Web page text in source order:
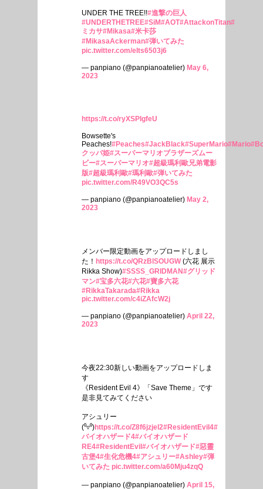
UNDER THE TREE!!#進撃の巨人
#UNDERTHETREE#SiM#AOT#AttackonTitan#
ミカサ#Mikasa#米卡莎
#MikasaAckerman#弾いてみた
pic.twitter.com/eIts6503j6
— panpiano (@panpianoatelier) May 6,
2023
https://t.co/ryXSPIgfeU
Bowsette's
Peaches!#Peaches#JackBlack#SuperMario#Mario
クッパ姫#スーパーマリオブラザーズムー
ビー#スーパーマリオ#超級瑪利歐兄弟電影
版#超級瑪利歐#瑪利歐#弾いてみた
pic.twitter.com/R49VO3QC5s
— panpiano (@panpianoatelier) May 2,
2023
メンバー限定動画をアップロードしまし
た！ https://t.co/QRzBlSOUGW(六花 展示
Rikka Show)#SSSS_GRIDMAN#グリッド
マン#宝多六花#六花#寶多六花
#RikkaTakarada#Rikka
pic.twitter.com/c4iZAfcW2j
— panpiano (@panpianoatelier) April 22,
2023
今夜22:30新しい動画をアップロードしま
す
《Resident Evil 4》「Save Theme」です
是非見てみてください
アシュリー
(⁰▿⁰)https://t.co/Z8f6jzjel2#ResidentEvil4#
バイオハザード4#バイオハザード
RE4#ResidentEvil #バイオハザード#惡靈
古堡4#生化危機4#アシュリー#Ashley#弾
いてみた pic.twitter.com/a60Mju4zqQ
— panpiano (@panpianoatelier) April 15,